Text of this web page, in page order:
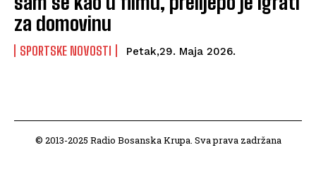
za domovinu
SPORTSKE NOVOSTI Petak,29. Maja 2026.
© 2013-2025 Radio Bosanska Krupa. Sva prava zadržana